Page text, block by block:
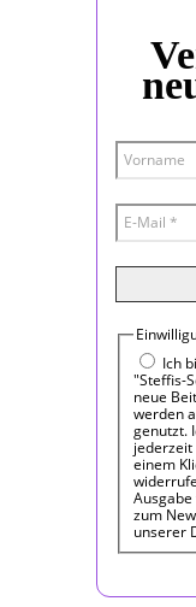
Ich
"Steffis-
neue
werden
genutzt.
einem
zum
unserer